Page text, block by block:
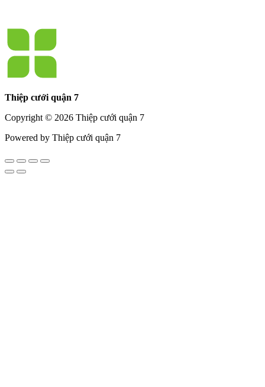
Thiệp cưới quận 7
Copyright © 2026 Thiệp cưới quận 7
Powered by Thiệp cưới quận 7